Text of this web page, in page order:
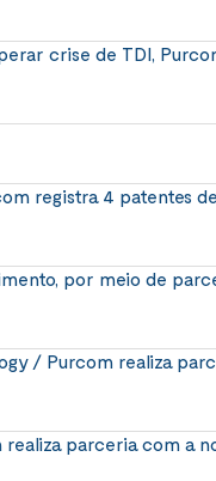
crise de TDI,
registra 4 patentes
por meio de
/ Purcom realiza
parceria com a